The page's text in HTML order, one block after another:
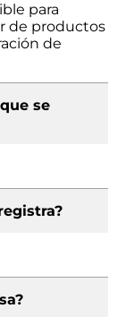
para
de productos
de
se